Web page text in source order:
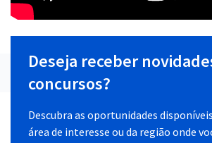
Deseja receber
concursos?
Descubra as oportunidades
área de interesse ou da região onde